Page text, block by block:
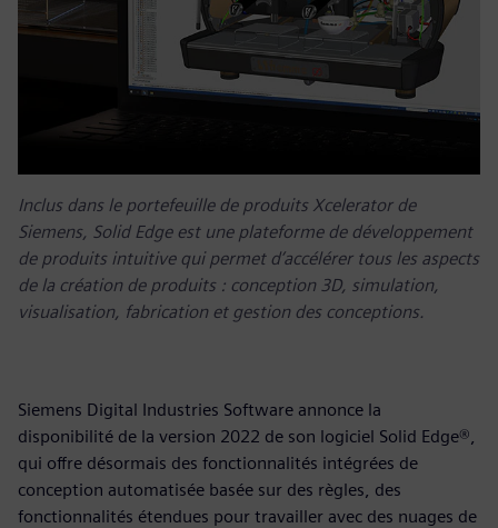
Inclus dans le portefeuille de produits Xcelerator de
Siemens, Solid Edge est une plateforme de développement
de produits intuitive qui permet d’accélérer tous les aspects
de la création de produits : conception 3D, simulation,
visualisation, fabrication et gestion des conceptions.
Siemens Digital Industries Software annonce la
disponibilité de la version 2022 de son logiciel Solid Edge®,
qui offre désormais des fonctionnalités intégrées de
conception automatisée basée sur des règles, des
fonctionnalités étendues pour travailler avec des nuages de